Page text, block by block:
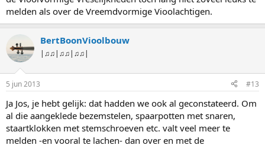
melden als over de Vreemdvormige Vioolachtigen.
BertBoonVioolbouw
|♫♫|♫♫|♫♫|
5 jun 2013 #13
Ja Jos, je hebt gelijk: dat hadden we ook al geconstateerd. Om
al die aangeklede bezemstelen, spaarpotten met snaren,
staartklokken met stemschroeven etc. valt veel meer te
melden -en vooral te lachen- dan over en met de